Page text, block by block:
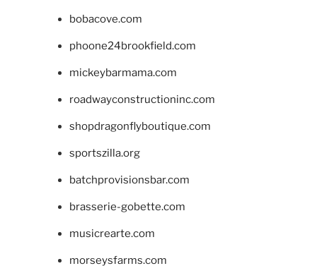
bobacove.com
phoone24brookfield.com
mickeybarmama.com
roadwayconstructioninc.com
shopdragonflyboutique.com
sportszilla.org
batchprovisionsbar.com
brasserie-gobette.com
musicrearte.com
morseysfarms.com